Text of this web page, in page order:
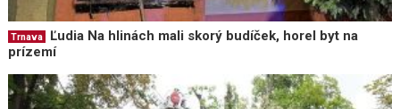
Trnava
Ľudia Na hlinách mali skorý budíček, horel byt na
prízemí